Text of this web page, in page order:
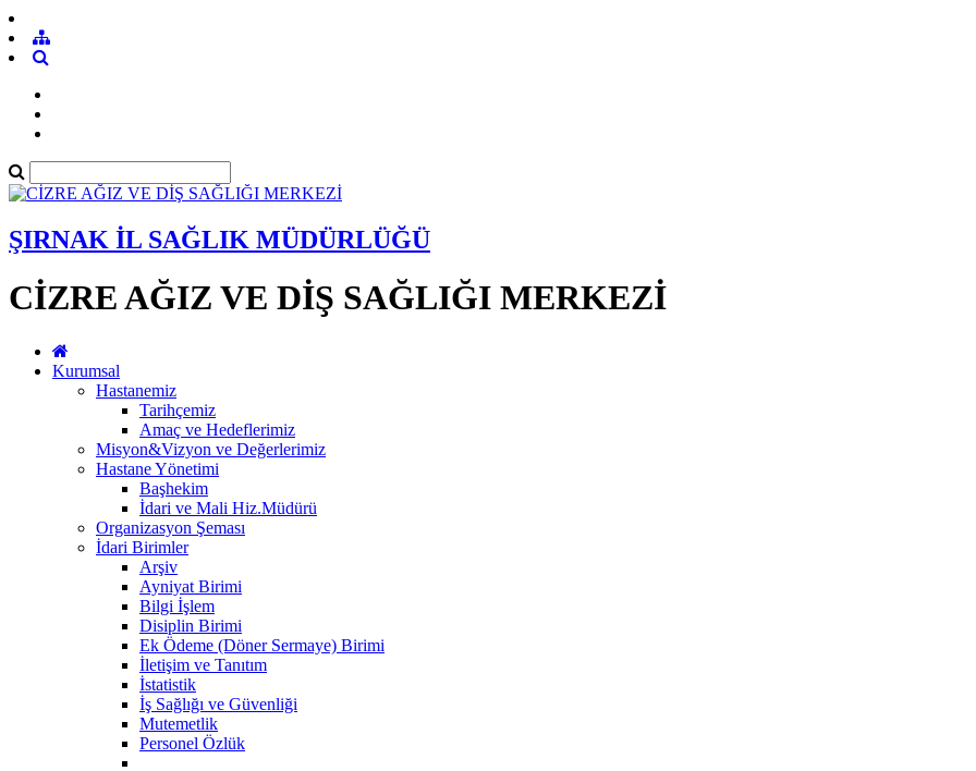
ŞIRNAK İL SAĞLIK MÜDÜRLÜĞÜ
CİZRE AĞIZ VE DİŞ SAĞLIĞI MERKEZİ
Kurumsal
Hastanemiz
Tarihçemiz
Amaç ve Hedeflerimiz
Misyon&Vizyon ve Değerlerimiz
Hastane Yönetimi
Başhekim
İdari ve Mali Hiz.Müdürü
Organizasyon Şeması
İdari Birimler
Arşiv
Ayniyat Birimi
Bilgi İşlem
Disiplin Birimi
Ek Ödeme (Döner Sermaye) Birimi
İletişim ve Tanıtım
İstatistik
İş Sağlığı ve Güvenliği
Mutemetlik
Personel Özlük